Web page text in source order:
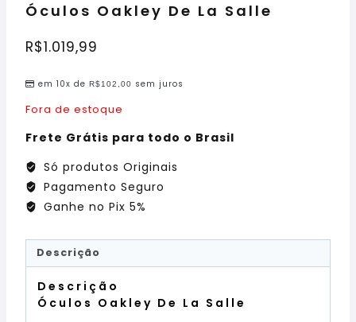
Óculos Oakley De La Salle
R$1.019,99
em 10x de R$102,00 sem juros
Fora de estoque
Frete Grátis para todo o Brasil
Só produtos Originais
Pagamento Seguro
Ganhe no Pix 5%
Descrição
Descrição
Óculos Oakley De La Salle